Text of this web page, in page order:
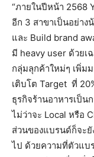
“ภายในปีหน้า 2568
อีก 3 สาขาเป็นอย่า
และ Build brand
มี heavy user ด้วยเ
กลุ่มลุกค้าใหม่ๆ เพิ่ม
เติบโต Target ที่
ธุรกิจร้านอาหารเป็น
ไม่ว่าจะ Local หรือ
ส่วนของแบรนด์ก็จะ
ไป ด้วยความที่ตัวแบ